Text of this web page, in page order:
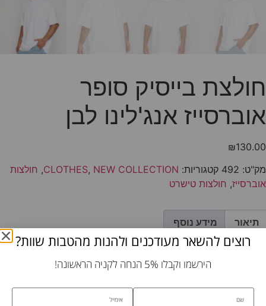
חולצת בייסיק סופר
אוברסייז אנג'לינו לבן
₪130.00
מק"ט: 492 קטגוריות: CLOTHES, NEW COLLECTION
, חולצות
אוברסייז, חולצות טישרט
תיאור מידע נוסף
חולצת בייסיק אוברסייז אבן
רוצים להשאר מעודכנים ולהנות מהטבות שוות?
הירשמו וקבלו 5% הנחה לקניה הראשונה!